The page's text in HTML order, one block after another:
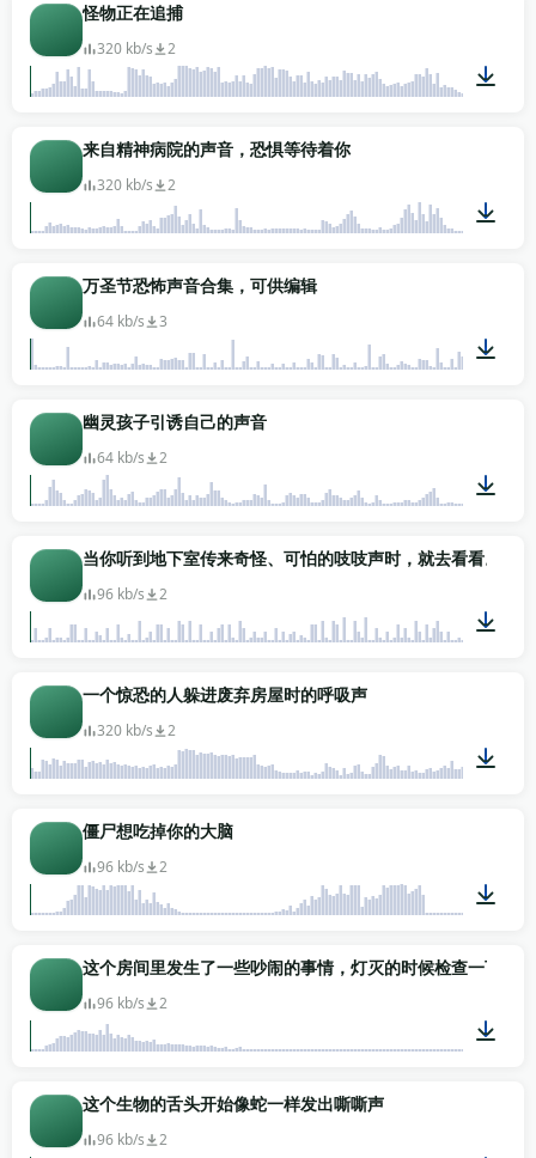
怪物正在追捕
320 kb/s 2
来自精神病院的声音，恐惧等待着你
320 kb/s 2
万圣节恐怖声音合集，可供编辑
64 kb/s 3
幽灵孩子引诱自己的声音
64 kb/s 2
00:42
当你听到地下室传来奇怪、可怕的吱吱声时，就去看看。
96 kb/s 2
一个惊恐的人躲进废弃房屋时的呼吸声
320 kb/s 2
僵尸想吃掉你的大脑
96 kb/s 2
00:05
这个房间里发生了一些吵闹的事情，灯灭的时候检查一下衣柜
96 kb/s 2
这个生物的舌头开始像蛇一样发出嘶嘶声
96 kb/s 2